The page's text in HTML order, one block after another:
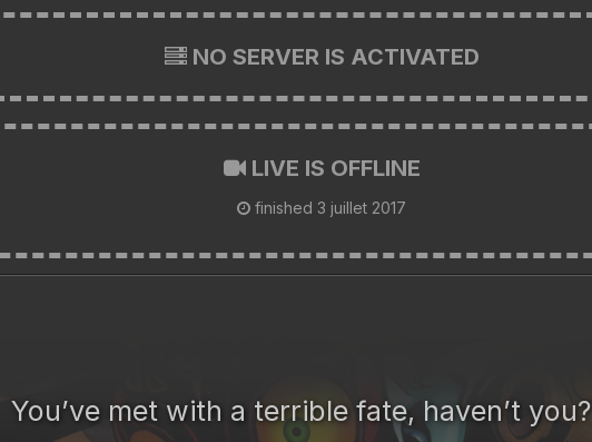
NO SERVER IS ACTIVATED
LIVE IS OFFLINE
finished 3 juillet 2017
You’ve met with a terrible fate, haven’t you?